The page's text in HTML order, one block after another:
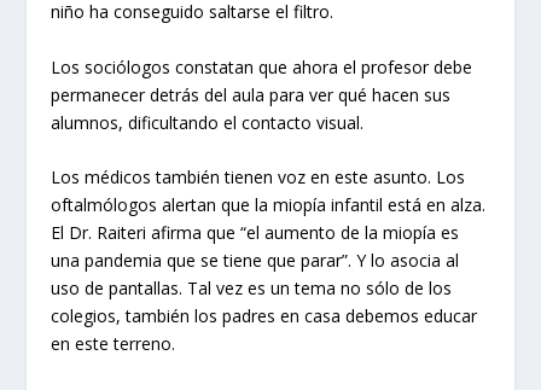
niño ha conseguido saltarse el filtro.
Los sociólogos constatan que ahora el profesor debe
permanecer detrás del aula para ver qué hacen sus
alumnos, dificultando el contacto visual.
Los médicos también tienen voz en este asunto. Los
oftalmólogos alertan que la miopía infantil está en alza.
El Dr. Raiteri afirma que “el aumento de la miopía es
una pandemia que se tiene que parar”. Y lo asocia al
uso de pantallas. Tal vez es un tema no sólo de los
colegios, también los padres en casa debemos educar
en este terreno.